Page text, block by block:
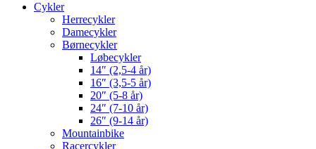
Cykler
Herrecykler
Damecykler
Børnecykler
Løbecykler
14″ (2,5-4 år)
16″ (3,5-5 år)
20″ (5-8 år)
24″ (7-10 år)
26″ (9-14 år)
Mountainbike
Racercykler